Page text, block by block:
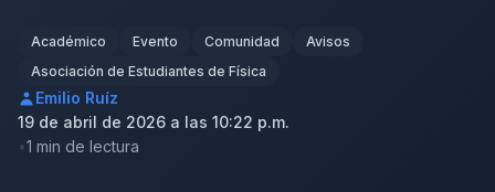
Académico Evento Comunidad
Avisos
Asociación de Estudiantes de Física
Emilio Ruíz
19 de abril de 2026 a las 10:22 p.m.
1 min de lectura